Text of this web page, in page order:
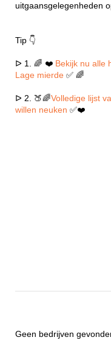
uitgaansgelegenheden
Tip 👇
ᐅ 1. 🌈 ❤️ Bekijk nu alle
Lage mierde ✅ 🌈
ᐅ 2. 🍑🌈Volledige lijst
willen neuken ✅❤️
Geen bedrijven